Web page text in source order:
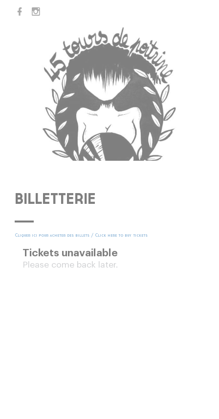
BILLETTERIE
Cliquer ici pour acheter des billets / Click here to buy tickets